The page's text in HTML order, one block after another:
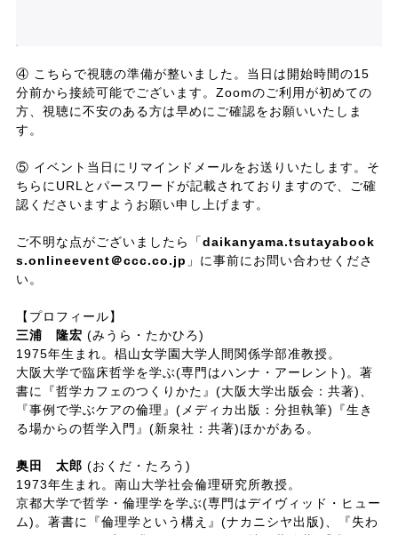
④ こちらで視聴の準備が整いました。当日は開始時間の15
分前から接続可能でございます。Zoomのご利用が初めての
方、視聴に不安のある方は早めにご確認をお願いいたしま
す。
⑤ イベント当日にリマインドメールをお送りいたします。そ
ちらにURLとパースワードが記載されておりますので、ご確
認くださいますようお願い申し上げます。
ご不明な点がございましたら「daikanyama.tsutayabook
s.onlineevent＠ccc.co.jp 」に事前にお問い合わせくださ
い。
【プロフィール】
三浦 隆宏 (みうら・たかひろ)
1975年生まれ。椙山女学園大学人間関係学部准教授。
大阪大学で臨床哲学を学ぶ(専門はハンナ・アーレント)。著
書に『哲学カフェのつくりかた』(大阪大学出版会：共著)、
『事例で学ぶケアの倫理』(メディカ出版：分担執筆)『生き
る場からの哲学入門』(新泉社：共著)ほかがある。
奥田 太郎 (おくだ・たろう)
1973年生まれ。南山大学社会倫理研究所教授。
京都大学で哲学・倫理学を学ぶ(専門はデイヴィッド・ヒュー
ム)。著書に『倫理学という構え』(ナカニシヤ出版)、『失わ